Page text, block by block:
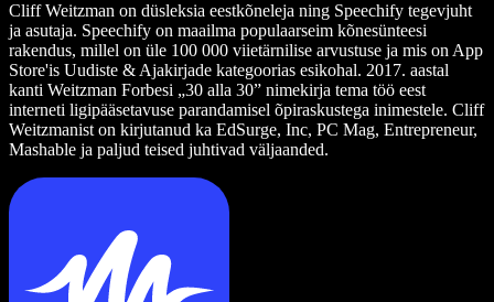
Cliff Weitzman on düsleksia eestkõneleja ning Speechify tegevjuht
ja asutaja. Speechify on maailma populaarseim kõnesünteesi
rakendus, millel on üle 100 000 viietärnilise arvustuse ja mis on App
Store'is Uudiste & Ajakirjade kategoorias esikohal. 2017. aastal
kanti Weitzman Forbesi „30 alla 30” nimekirja tema töö eest
interneti ligipääsetavuse parandamisel õpiraskustega inimestele. Cliff
Weitzmanist on kirjutanud ka EdSurge, Inc, PC Mag, Entrepreneur,
Mashable ja paljud teised juhtivad väljaanded.